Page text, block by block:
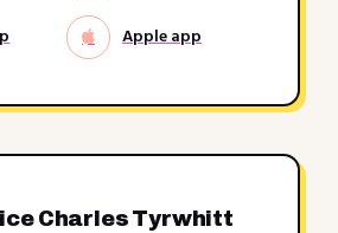
Apple app
Charles Tyrwhitt